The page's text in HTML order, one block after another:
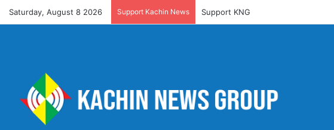
Saturday, August 8 2026 Support Kachin News Support KNG